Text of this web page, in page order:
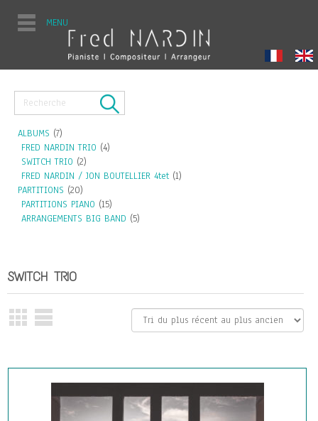
MENU
ALBUMS (7)
FRED NARDIN TRIO (4)
SWITCH TRIO (2)
FRED NARDIN / JON BOUTELLIER 4tet (1)
PARTITIONS (20)
PARTITIONS PIANO (15)
ARRANGEMENTS BIG BAND (5)
SWITCH TRIO